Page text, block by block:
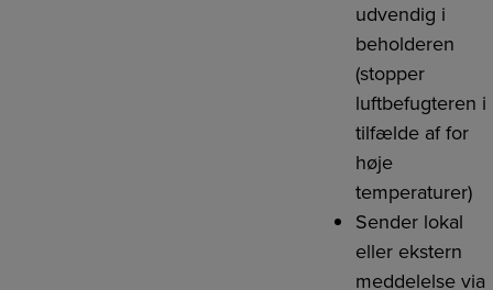
udvendig i
beholderen
(stopper
luftbefugteren i
tilfælde af for
høje
temperaturer)
Sender lokal
eller ekstern
meddelelse via